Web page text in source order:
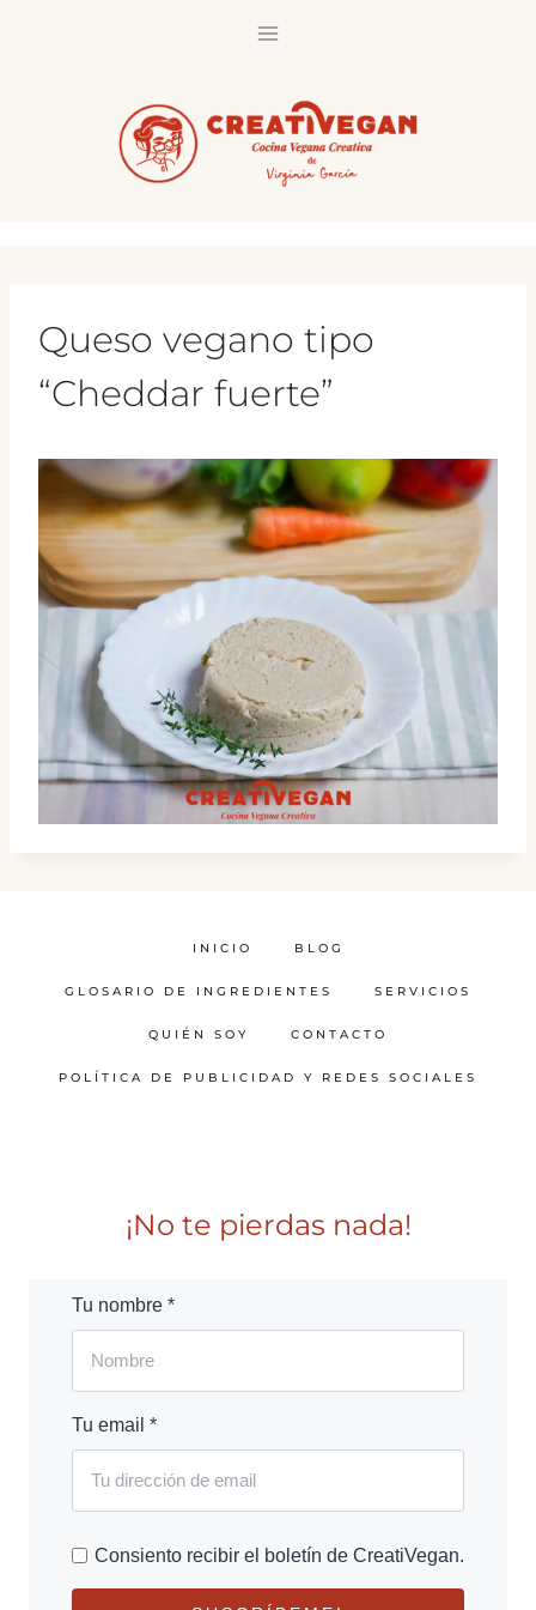
Queso vegano tipo
“Cheddar fuerte”
INICIO BLOG
GLOSARIO DE INGREDIENTES SERVICIOS
QUIÉN SOY CONTACTO
POLÍTICA DE PUBLICIDAD Y REDES SOCIALES
¡No te pierdas nada!
Tu nombre *
Tu email *
Consiento recibir el boletín de CreatiVegan.